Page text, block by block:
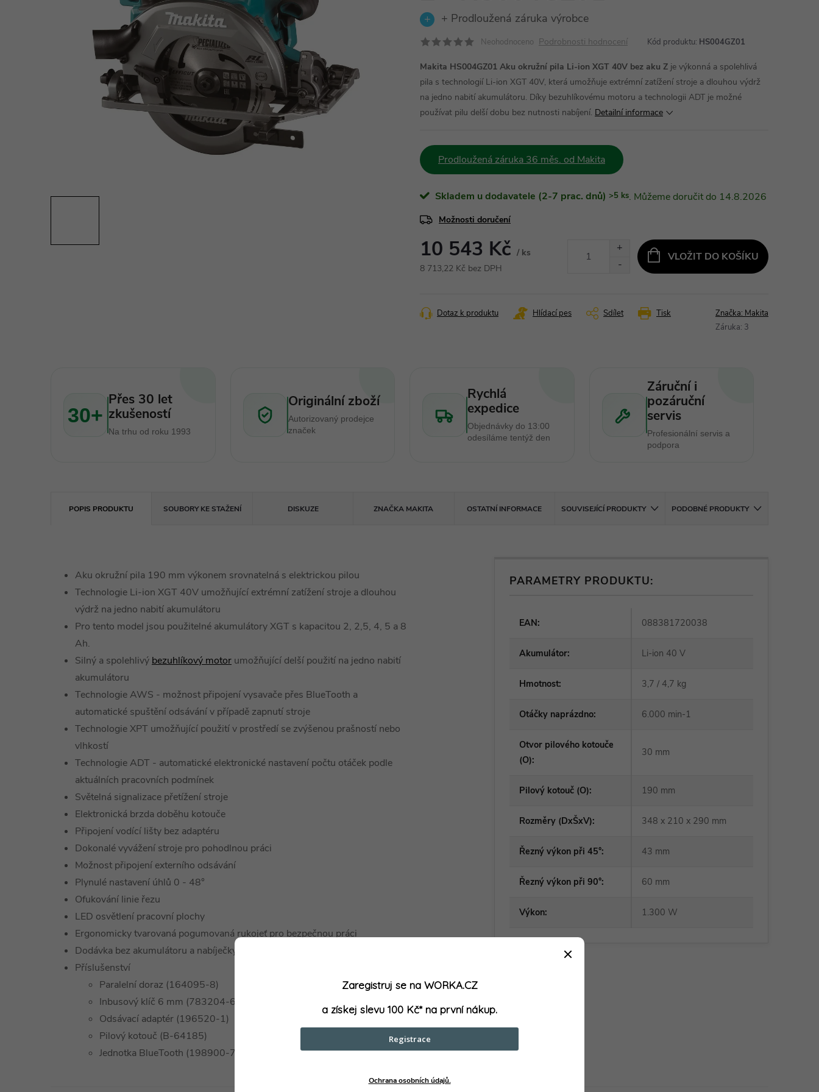
+ Prodloužená záruka výrobce
Neohodnoceno Podrobnosti hodnocení Kód produktu: HS004GZ01
Makita HS004GZ01 Aku okružní pila Li-ion XGT 40V bez aku Z je výkonná a spolehlivá
pila s technologií Li-ion XGT 40V, která umožňuje extrémní zatížení stroje a dlouhou výdrž
na jedno nabití akumulátoru. Díky bezuhlíkovému motoru a technologii ADT je možné
používat pilu delší dobu bez nutnosti nabíjení. Detailní informace
Prodloužená záruka 36 měs. od Makita
Skladem u dodavatele (2-7 prac. dnů) >5 ks 14.8.2026
Možnosti doručení
10 543 Kč / ks
8 713,22 Kč bez DPH
VLOŽIT DO KOŠÍKU
Tisk
Dotaz k produktu Hlídací pes Sdílet Značka: Makita
Záruka: 3
30+
Přes 30 let
zkušeností
Na trhu od roku 1993
Originální zboží
Autorizovaný prodejce
značek
Rychlá
expedice
Objednávky do 13:00
odesíláme tentýž den
Záruční i
pozáruční
servis
Profesionální servis a
podpora
POPIS PRODUKTU SOUBORY KE STAŽENÍ DISKUZE ZNAČKA MAKITA OSTATNÍ INFORMACE SOUVISEJÍCÍ PRODUKTY PODOBNÉ PRODUKTY
Aku okružní pila 190 mm výkonem srovnatelná s elektrickou pilou
Technologie Li-ion XGT 40V umožňující extrémní zatížení stroje a dlouhou
výdrž na jedno nabití akumulátoru
Pro tento model jsou použitelné akumulátory XGT s kapacitou 2, 2,5, 4, 5 a 8
Ah.
Silný a spolehlivý bezuhlíkový motor umožňující delší použití na jedno nabití
akumulátoru
Technologie AWS - možnost připojení vysavače přes BlueTooth a
automatické spuštění odsávání v případě zapnutí stroje
Technologie XPT umožňující použití v prostředí se zvýšenou prašností nebo
vlhkostí
Technologie ADT - automatické elektronické nastavení počtu otáček podle
aktuálních pracovních podmínek
Světelná signalizace přetížení stroje
Elektronická brzda doběhu kotouče
Připojení vodící lišty bez adaptéru
Dokonalé vyvážení stroje pro pohodlnou práci
Možnost připojení externího odsávání
Plynulé nastavení úhlů 0 - 48°
Ofukování linie řezu
LED osvětlení pracovní plochy
Ergonomicky tvarovaná pogumovaná rukojeť pro bezpečnou práci
Dodávka bez akumulátoru a nabíječky
Příslušenství
Paralelní doraz (164095-8)
Inbusový klíč 6 mm (783204-6)
Odsávací adaptér (196520-1)
Pilový kotouč (B-64185)
Jednotka BlueTooth (198900-7)
PARAMETRY PRODUKTU:
EAN: 088381720038
Akumulátor: Li-ion 40 V
Hmotnost: 3,7 / 4,7 kg
Otáčky naprázdno: 6.000 min-1
Otvor pilového kotouče
(O):
30 mm
Pilový kotouč (O): 190 mm
Rozměry (DxŠxV): 348 x 210 x 290 mm
Řezný výkon při 45°: 43 mm
Řezný výkon při 90°: 60 mm
Výkon: 1.300 W
Zaregistruj se na WORKA.CZ
a získej slevu 100 Kč* na první nákup.
Registrace
Ochrana osobních údajů.